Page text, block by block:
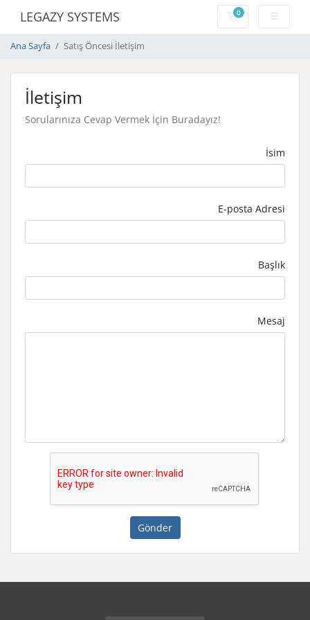
LEGAZY SYSTEMS 0Sepet
Ana Sayfa Satış Öncesi İletişim
İletişim
Sorularınıza Cevap Vermek İçin Buradayız!
İsim
E-posta Adresi
Başlık
Mesaj
Gönder